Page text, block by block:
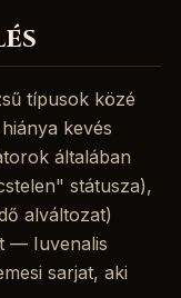
típusok közé
kevés
általában
státusza),
alváltozat)
— Iuvenalis
sarjat, aki